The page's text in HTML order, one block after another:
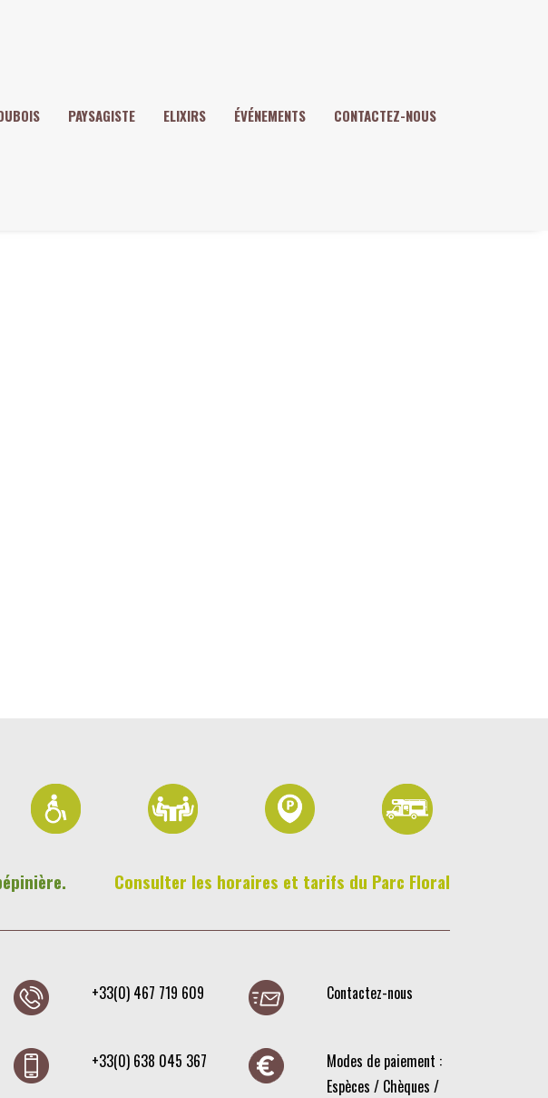
PAYSAGISTE ELIXIRS ÉVÉNEMENTS CONTACTEZ-NOUS
Consulter les horaires et tarifs du Parc Floral
+33(0) 467 719 609
+33(0) 638 045 367
Contactez-nous
Modes de paiement :
Espèces / Chèques /